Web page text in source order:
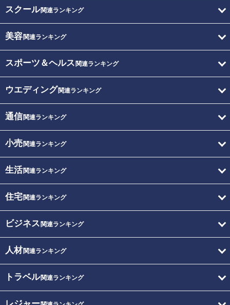
スクール関連ランキング
美容関連ランキング
スポーツ＆ヘルス 関連ランキング
ウエディング関連ランキング
通信関連ランキング
小売関連ランキング
生活関連ランキング
住宅関連ランキング
ビジネス 関連ランキング
人材関連ランキング
トラベル関連ランキング